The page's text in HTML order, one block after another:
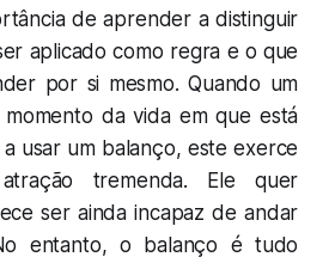
de aprender a distinguir
aplicado como regra e o que
por si mesmo. Quando um
da vida em que está
usar um balanço, este exerce
tremenda. Ele quer
ser ainda incapaz de andar
entanto, o balanço é tudo